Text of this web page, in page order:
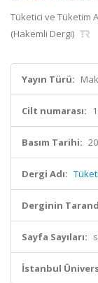
Tüketici ve Tüketim
(Hakemli Dergi)
Yayın Türü:
Cilt numarası:
Basım Tarihi:
Dergi Adı:
Derginin
Sayfa Sayıları:
İstanbul